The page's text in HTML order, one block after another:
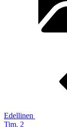
Edellinen
Tim. 2